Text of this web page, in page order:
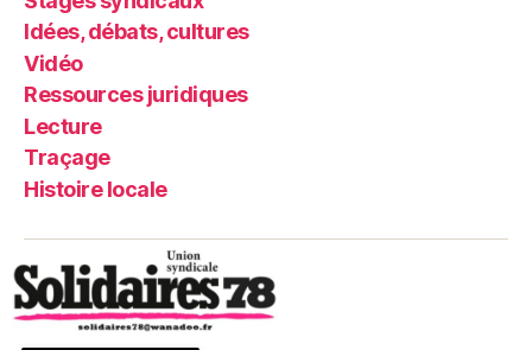
Idées, débats, cultures
Vidéo
Ressources juridiques
Lecture
Traçage
Histoire locale